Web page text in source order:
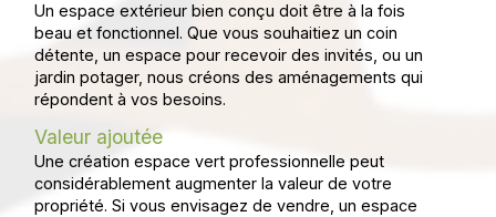
Un espace extérieur bien conçu doit être à la fois
beau et fonctionnel. Que vous souhaitiez un coin
détente, un espace pour recevoir des invités, ou un
jardin potager, nous créons des aménagements qui
répondent à vos besoins.
Valeur ajoutée
Une création espace vert professionnelle peut
considérablement augmenter la valeur de votre
propriété. Si vous envisagez de vendre, un espace